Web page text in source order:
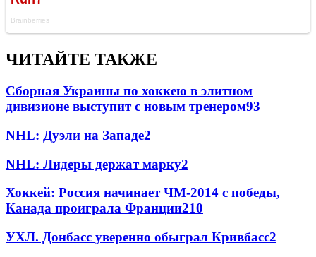
ЧИТАЙТЕ ТАКЖЕ
Сборная Украины по хоккею в элитном
дивизионе выступит с новым тренером93
NHL: Дуэли на Западе2
NHL: Лидеры держат марку2
Хоккей: Россия начинает ЧМ-2014 с победы,
Канада проиграла Франции210
УХЛ. Донбасс уверенно обыграл Кривбасс2